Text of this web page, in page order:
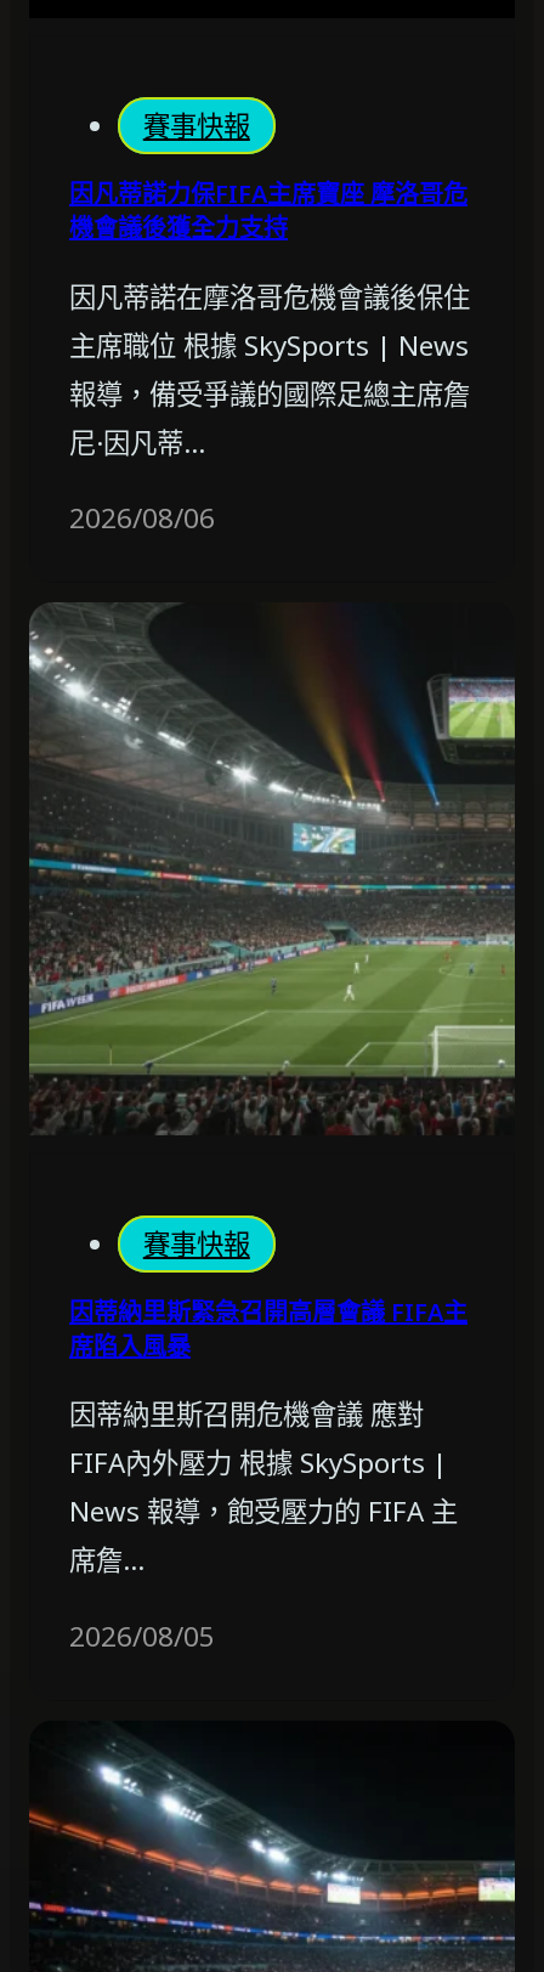
賽事快報
因凡蒂諾力保FIFA主席寶座 摩洛哥危
機會議後獲全力支持
因凡蒂諾在摩洛哥危機會議後保住
主席職位 根據 SkySports | News
報導，備受爭議的國際足總主席詹
尼·因凡蒂…
2026/08/06
賽事快報
因蒂納里斯緊急召開高層會議 FIFA主
席陷入風暴
因蒂納里斯召開危機會議 應對
FIFA內外壓力 根據 SkySports |
News 報導，飽受壓力的 FIFA 主
席詹…
2026/08/05